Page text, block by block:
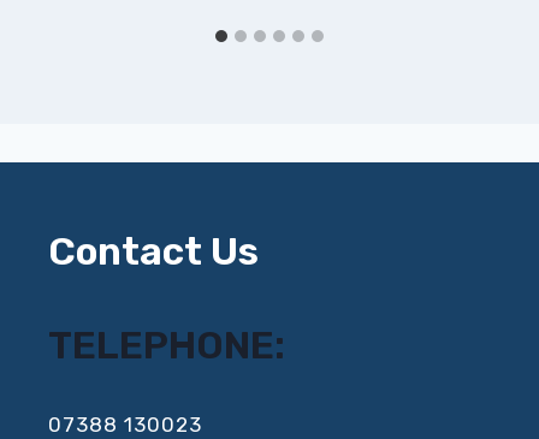
Contact Us
TELEPHONE:
‍07388 130023